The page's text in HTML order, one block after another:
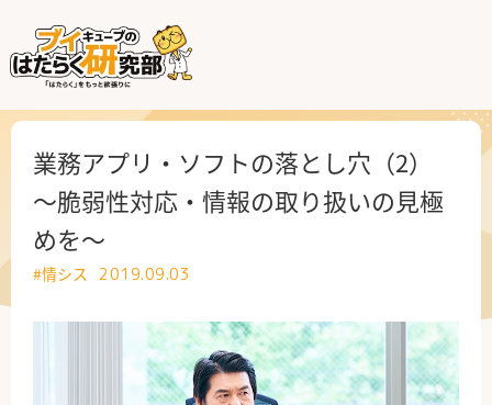
はたらく部署
はたらく課題
はたらく製品・サービス
業務アプリ・ソフトの落とし穴（2）
～脆弱性対応・情報の取り扱いの見極
めを～
#情シス 2019.09.03